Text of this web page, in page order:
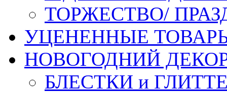
ТОРЖЕСТВО/
УЦЕНЕННЫЕ
НОВОГОДНИЙ
БЛЕСТКИ и